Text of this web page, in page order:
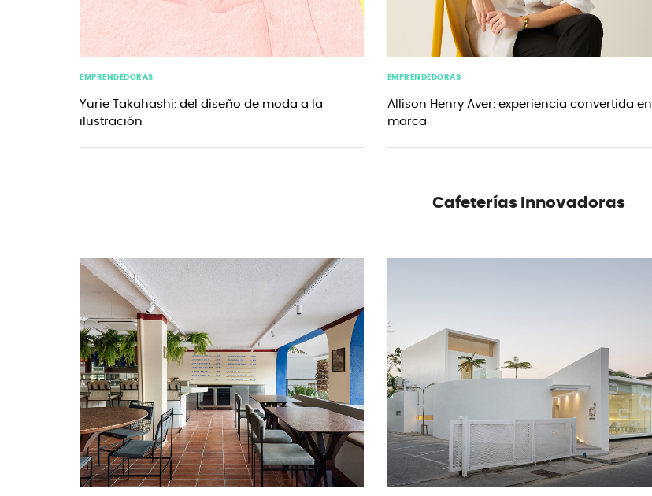
EMPRENDEDORAS
Yurie Takahashi: del diseño de moda a la
ilustración
EMPRENDEDORAS
Allison Henry Aver: experiencia convertida en
marca
Cafeterías Innovadoras